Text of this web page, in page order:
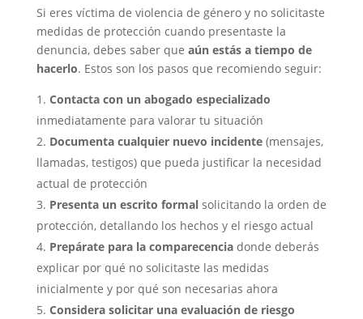
Si eres víctima de violencia de género y no solicitaste
medidas de protección cuando presentaste la
denuncia, debes saber que aún estás a tiempo de
hacerlo. Estos son los pasos que recomiendo seguir:
Contacta con un abogado especializado
inmediatamente para valorar tu situación
Documenta cualquier nuevo incidente(mensajes,
llamadas, testigos) que pueda justificar la necesidad
actual de protección
Presenta un escrito formalsolicitando la orden de
protección, detallando los hechos y el riesgo actual
Prepárate para la comparecenciadonde deberás
explicar por qué no solicitaste las medidas
inicialmente y por qué son necesarias ahora
Considera solicitar una evaluación de riesgo